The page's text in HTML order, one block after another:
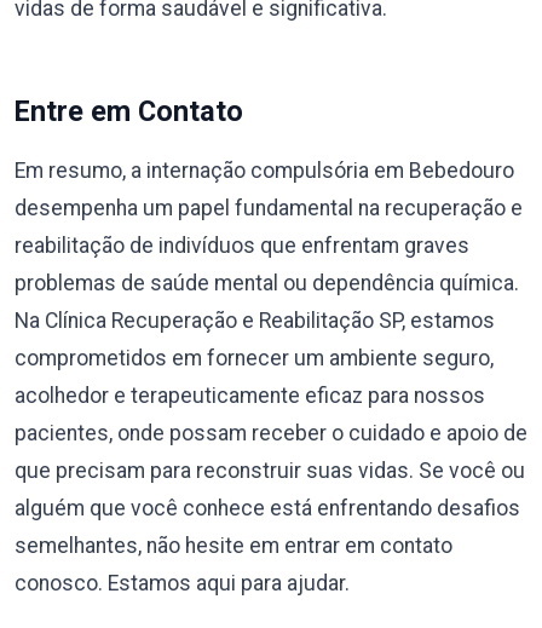
vidas de forma saudável e significativa.
Entre em Contato
Em resumo, a internação compulsória em Bebedouro
desempenha um papel fundamental na recuperação e
reabilitação de indivíduos que enfrentam graves
problemas de saúde mental ou dependência química.
Na Clínica Recuperação e Reabilitação SP, estamos
comprometidos em fornecer um ambiente seguro,
acolhedor e terapeuticamente eficaz para nossos
pacientes, onde possam receber o cuidado e apoio de
que precisam para reconstruir suas vidas. Se você ou
alguém que você conhece está enfrentando desafios
semelhantes, não hesite em entrar em contato
conosco. Estamos aqui para ajudar.